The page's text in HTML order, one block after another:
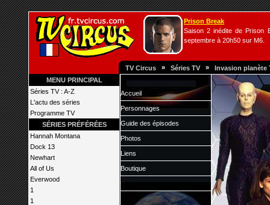
Prison Break
Saison 2 inédite de Prison
septembre à 20h50 sur M6.
TV Circus » Séries TV » Invasion planète
MENU PRINCIPAL
Séries TV : A-Z
L'actu des séries
Programme TV
SÉRIES PRÉFÉRÉES
Hannah Montana
Dock 13
Newhart
All of Us
Everwood
1
1
Accueil
Personnages
Guide des épisodes
Photos
Liens
Boutique